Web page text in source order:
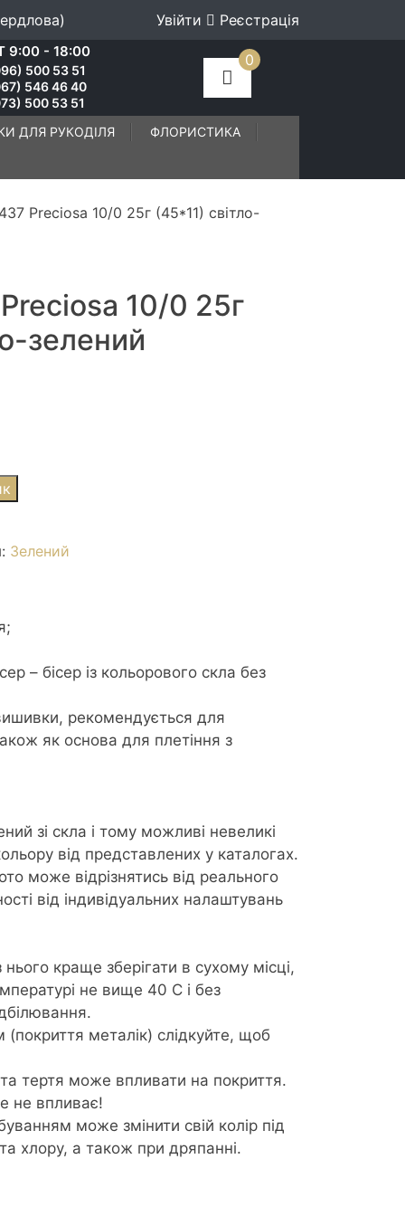
Увійти Реєстрація
9:00 - 18:00
500 53 51
546 46 40
500 53 51
0
ДЛЯ РУКОДІЛЯ ФЛОРИСТИКА
Preciosa 10/0 25г (45*11) свiтло-
10/0 25г
зелений
Зелений
– бісер із кольорового скла без
рекомендується для
як основа для плетіння з
зі скла і тому можливі невеликі
від представлених у каталогах.
може відрізнятись від реального
від індивідуальних налаштувань
нього краще зберігати в сухому місці,
не вище 40 С і без
(покриття металік) слідкуйте, щоб
тертя може впливати на покриття.
не впливає!
може змінити свій колір під
хлору, а також при дряпанні.